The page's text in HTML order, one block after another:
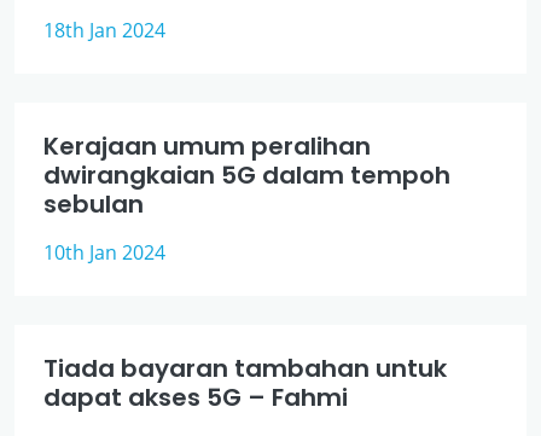
18th Jan 2024
Kerajaan umum peralihan
dwirangkaian 5G dalam tempoh
sebulan
10th Jan 2024
Tiada bayaran tambahan untuk
dapat akses 5G – Fahmi